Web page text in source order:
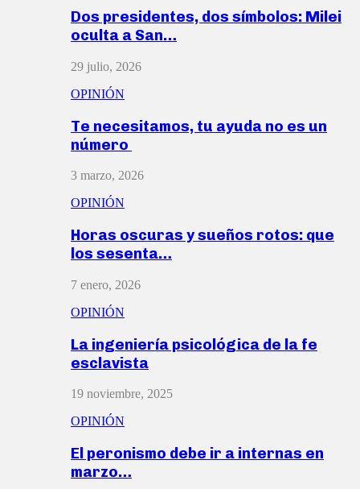
Dos presidentes, dos símbolos: Milei
oculta a San…
29 julio, 2026
OPINIÓN
Te necesitamos, tu ayuda no es un
número
3 marzo, 2026
OPINIÓN
Horas oscuras y sueños rotos: que
los sesenta…
7 enero, 2026
OPINIÓN
La ingeniería psicológica de la fe
esclavista
19 noviembre, 2025
OPINIÓN
El peronismo debe ir a internas en
marzo…